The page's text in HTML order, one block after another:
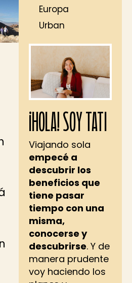
Europa
Urban
¡HOLA! SOY TATI
Viajando sola
empecé a
descubrir los
beneficios que
tiene pasar
tiempo con una
misma,
conocerse y
descubrirse. Y de
manera prudente
voy haciendo los